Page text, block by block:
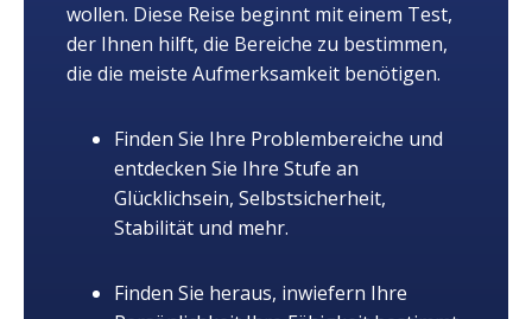
wollen. Diese Reise beginnt mit einem Test,
der Ihnen hilft, die Bereiche zu bestimmen,
die die meiste Aufmerksamkeit benötigen.
Finden Sie Ihre Problembereiche und
entdecken Sie Ihre Stufe an
Glücklichsein, Selbstsicherheit,
Stabilität und mehr.
Finden Sie heraus, inwiefern Ihre